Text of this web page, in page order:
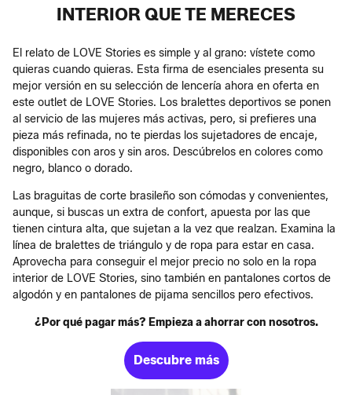
INTERIOR QUE TE MERECES
El relato de LOVE Stories es simple y al grano: vístete como
quieras cuando quieras. Esta firma de esenciales presenta su
mejor versión en su selección de lencería ahora en oferta en
este outlet de LOVE Stories. Los bralettes deportivos se ponen
al servicio de las mujeres más activas, pero, si prefieres una
pieza más refinada, no te pierdas los sujetadores de encaje,
disponibles con aros y sin aros. Descúbrelos en colores como
negro, blanco o dorado.
Las braguitas de corte brasileño son cómodas y convenientes,
aunque, si buscas un extra de confort, apuesta por las que
tienen cintura alta, que sujetan a la vez que realzan. Examina la
línea de bralettes de triángulo y de ropa para estar en casa.
Aprovecha para conseguir el mejor precio no solo en la ropa
interior de LOVE Stories, sino también en pantalones cortos de
algodón y en pantalones de pijama sencillos pero efectivos.
¿Por qué pagar más? Empieza a ahorrar con nosotros.
Descubre más